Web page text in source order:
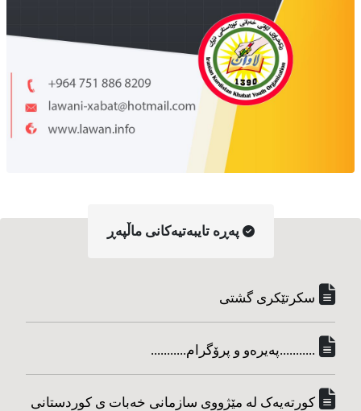
په‌ڕه‌ تایبه‌تیه‌کانی ماڵپه‌ڕ
سکرتێکری گشتی
...........په‌یره‌و و پرۆگرام...........
کورته‌یه‌ک له مێژووی سازمانی خه‌بات ی کوردستانی